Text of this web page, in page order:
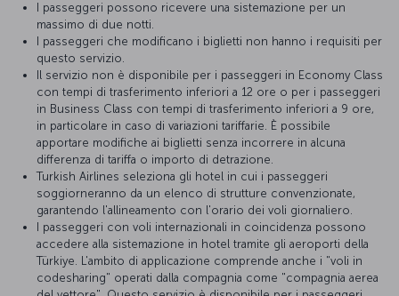
I passeggeri possono ricevere una sistemazione per un
massimo di due notti.
I passeggeri che modificano i biglietti non hanno i requisiti per
questo servizio.
Il servizio non è disponibile per i passeggeri in Economy Class
con tempi di trasferimento inferiori a 12 ore o per i passeggeri
in Business Class con tempi di trasferimento inferiori a 9 ore,
in particolare in caso di variazioni tariffarie. È possibile
apportare modifiche ai biglietti senza incorrere in alcuna
differenza di tariffa o importo di detrazione.
Turkish Airlines seleziona gli hotel in cui i passeggeri
soggiorneranno da un elenco di strutture convenzionate,
garantendo l'allineamento con l'orario dei voli giornaliero.
I passeggeri con voli internazionali in coincidenza possono
accedere alla sistemazione in hotel tramite gli aeroporti della
Türkiye. L'ambito di applicazione comprende anche i "voli in
codesharing" operati dalla compagnia come "compagnia aerea